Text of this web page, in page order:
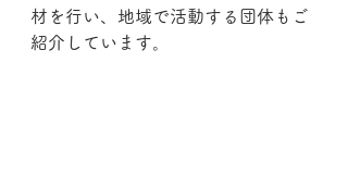
材を行い、地域で活動する団体もご
紹介しています。